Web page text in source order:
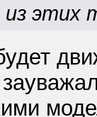
из этих